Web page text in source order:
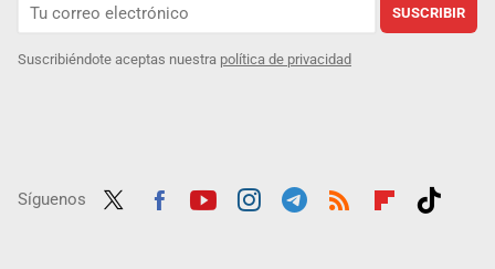
SUSCRIBIR
Suscribiéndote aceptas nuestra política de privacidad
Síguenos